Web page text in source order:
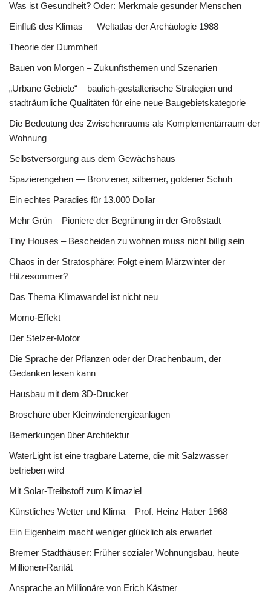
Was ist Gesundheit? Oder: Merkmale gesunder Menschen
Einfluß des Klimas — Weltatlas der Archäologie 1988
Theorie der Dummheit
Bauen von Morgen – Zukunftsthemen und Szenarien
„Urbane Gebiete“ – baulich-gestalterische Strategien und
stadträumliche Qualitäten für eine neue Baugebietskategorie
Die Bedeutung des Zwischenraums als Komplementärraum der
Wohnung
Selbstversorgung aus dem Gewächshaus
Spazierengehen — Bronzener, silberner, goldener Schuh
Ein echtes Paradies für 13.000 Dollar
Mehr Grün – Pioniere der Begrünung in der Großstadt
Tiny Houses – Bescheiden zu wohnen muss nicht billig sein
Chaos in der Stratosphäre: Folgt einem Märzwinter der
Hitzesommer?
Das Thema Klimawandel ist nicht neu
Momo-Effekt
Der Stelzer-Motor
Die Sprache der Pflanzen oder der Drachenbaum, der
Gedanken lesen kann
Hausbau mit dem 3D-Drucker
Broschüre über Kleinwindenergieanlagen
Bemerkungen über Architektur
WaterLight ist eine tragbare Laterne, die mit Salzwasser
betrieben wird
Mit Solar-Treibstoff zum Klimaziel
Künstliches Wetter und Klima – Prof. Heinz Haber 1968
Ein Eigenheim macht weniger glücklich als erwartet
Bremer Stadthäuser: Früher sozialer Wohnungsbau, heute
Millionen-Rarität
Ansprache an Millionäre von Erich Kästner